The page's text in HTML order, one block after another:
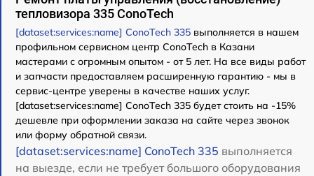
тепловизора 335 ConoTech
[dataset:services:name] ConoTech 335 выполняется в нашем
профильном сервисном центр ConoTech в Казани
мастерами с огромным опытом - от 5 лет. На все виды работ
и запчасти предоставляем расширенную гарантию - мы в
сервис-центре уверены в качестве наших услуг.
[dataset:services:name] ConoTech 335 будет стоить на -15%
дешевле при оформлении заказа на сайте через звонок
или форму обратной связи.
[dataset:services:name] ConoTech 335 выполняется
на выезде, если не требует большого оборудования